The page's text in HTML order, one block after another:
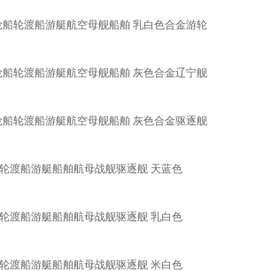
轮渡船游艇航空母舰船舶 乳白色合金游轮
轮渡船游艇航空母舰船舶 灰色合金辽宁舰
轮渡船游艇航空母舰船舶 灰色合金驱逐舰
渡船游艇船舶航母战舰驱逐舰 天蓝色
渡船游艇船舶航母战舰驱逐舰 乳白色
渡船游艇船舶航母战舰驱逐舰 米白色